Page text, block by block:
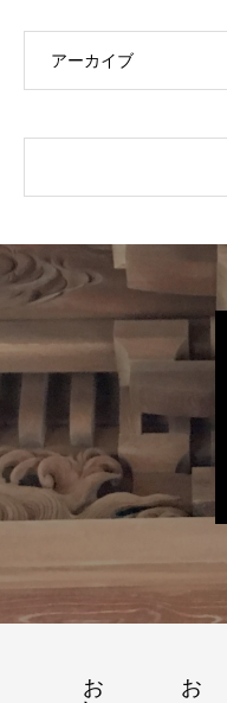
アーカイブ